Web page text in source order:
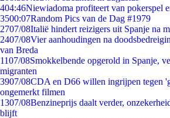
404:46Niewiadoma profiteert van pokerspel
3500:07Random Pics van de Dag #1979
2707/08Italië hindert reizigers uit Spanje na
2407/08Vier aanhoudingen na
van Breda
1107/08Smokkelbende opgerold in Spanje,
migranten
3907/08CDA en D66 willen ingrijpen tegen
ongemerkt filmen
1307/08Benzineprijs daalt verder,
blijft